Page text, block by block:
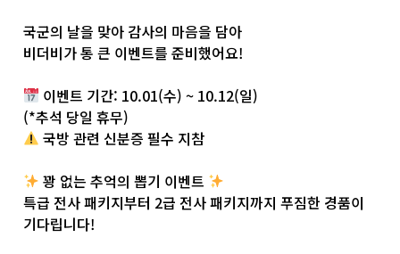
국군의 날을 맞아 감사의 마음을 담아
비더비가 통 큰 이벤트를 준비했어요!
이벤트 기간: 10.01(수) ~ 10.12(일)
(*추석 당일 휴무)
국방 관련 신분증 필수 지참
꽝 없는 추억의 뽑기 이벤트
특급 전사 패키지부터 2급 전사 패키지까지 푸짐한 경품이
기다립니다!